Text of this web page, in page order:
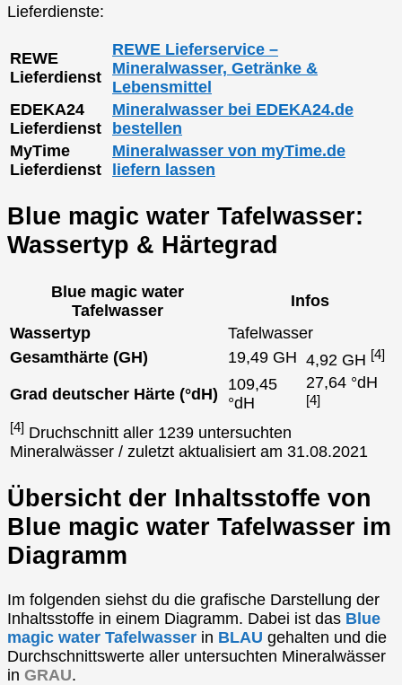
Lieferdienste:
REWE
Lieferdienst
REWE Lieferservice –
Mineralwasser, Getränke &
Lebensmittel
EDEKA24
Lieferdienst
Mineralwasser bei EDEKA24.de
bestellen
MyTime
Lieferdienst
Mineralwasser von myTime.de
liefern lassen
Blue magic water Tafelwasser:
Wassertyp & Härtegrad
Blue magic water
Tafelwasser
Infos
Wassertyp
Tafelwasser
Gesamthärte (GH)
19,49 GH 4,92 GH [4]
Grad deutscher Härte (°dH)
109,45
°dH
27,64 °dH
[4]
[4] Druchschnitt aller 1239 untersuchten
Mineralwässer / zuletzt aktualisiert am 31.08.2021
Übersicht der Inhaltsstoffe von
Blue magic water Tafelwasser im
Diagramm
Im folgenden siehst du die grafische Darstellung der
Inhaltsstoffe in einem Diagramm. Dabei ist das Blue
magic water Tafelwasser in BLAU gehalten und die
Durchschnittswerte aller untersuchten Mineralwässer
in GRAU.